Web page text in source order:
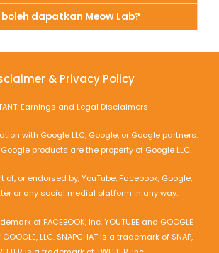
dapatkan Meow Lab?
& Privacy Policy
Earnings and Legal Disclaimers
with Google LLC, Google, or Google partners.
products are the property of Google LLC.
of, or endorsed by, YouTube, Facebook, Google,
or any social medial platform in any way.
of FACEBOOK, Inc. YOUTUBE and GOOGLE
LLC. SNAPCHAT is a trademark of SNAP,